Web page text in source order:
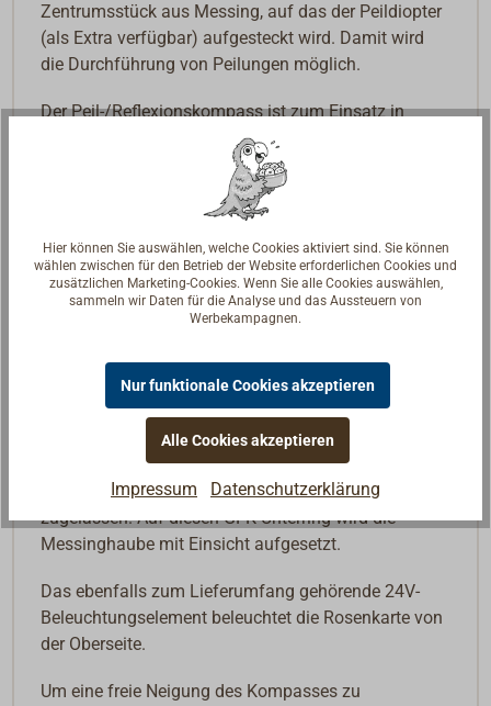
Zentrumsstück aus Messing, auf das der Peildiopter
(als Extra verfügbar) aufgesteckt wird. Damit wird
die Durchführung von Peilungen möglich.
Der Peil-/Reflexionskompass ist zum Einsatz in
Reflexions-Kompassanlagen sowie einem Peilstand
TYPE/21 Steuerkompass
Peil-/Reflexionskompass, jedoch ohne Peilring und
Zentrumsstück. Der Außenring ist hier schwarz.
Der Steuerkompass wird als Decken- oder
Reflexionsaufsätzen zum Einsatz.
TYPE/21 Steuerkompass im Tischaufsatz mit
Tischaufsatz/160 kardanisch (in
Längsschiffsrichtung aufgehängt) gelagert. Der
Tischaufsatz ist für die Küstennavigation
zugelassen. Auf diesen GFK-Unterring wird die
Messinghaube mit Einsicht aufgesetzt.
Das ebenfalls zum Lieferumfang gehörende 24V-
Beleuchtungselement beleuchtet die Rosenkarte von
der Oberseite.
Um eine freie Neigung des Kompasses zu
Hier können Sie auswählen, welche Cookies aktiviert sind. Sie können
wählen zwischen für den Betrieb der Website erforderlichen Cookies und
zusätzlichen Marketing-Cookies. Wenn Sie alle Cookies auswählen,
sammeln wir Daten für die Analyse und das Aussteuern von
Werbekampagnen.
Nur funktionale Cookies akzeptieren
Alle Cookies akzeptieren
Impressum Datenschutzerklärung